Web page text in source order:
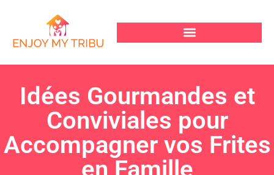
Idées Gourmandes et
Conviviales pour
Accompagner vos Frites